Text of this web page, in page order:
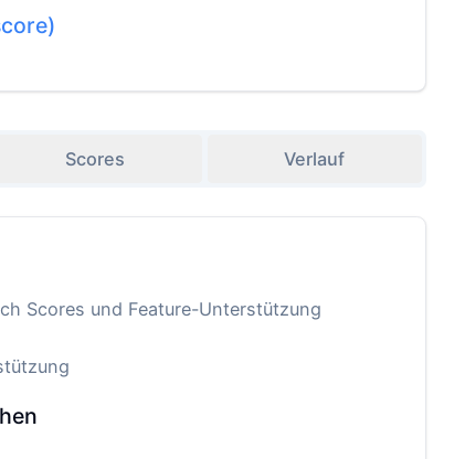
Scores Verlauf
Scores und Feature-Unterstützung